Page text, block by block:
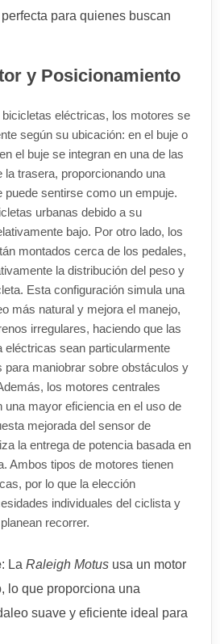
para quienes buscan
y Posicionamiento
eléctricas, los motores se
según su ubicación: en el buje o
el buje se integran en una de las
la trasera, proporcionando una
puede sentirse como un empuje.
urbanas debido a su
bajo. Por otro lado, los
montados cerca de los pedales,
la distribución del peso y
Esta configuración simula una
más natural y mejora el manejo,
irregulares, haciendo que las
eléctricas sean particularmente
para maniobrar sobre obstáculos y
los motores centrales
una mayor eficiencia en el uso de
mejorada del sensor de
la entrega de potencia basada en
Ambos tipos de motores tienen
por lo que la elección
individuales del ciclista y
recorrer.
: La Raleigh Motususa un motor
lo que proporciona una
suave y eficiente ideal para